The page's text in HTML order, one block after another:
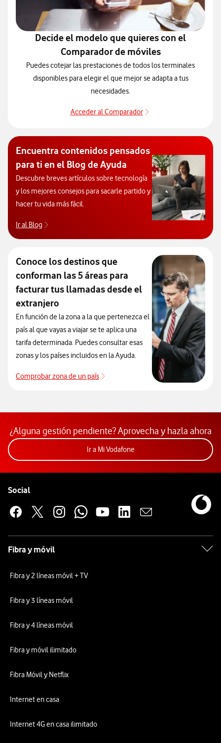
Decide el modelo que quieres con el
Comparador de móviles
Puedes cotejar las prestaciones de todos los terminales
disponibles para elegir el que mejor se adapta a tus
necesidades.
Acceder al Comparador
Encuentra contenidos pensados
para ti en el Blog de Ayuda
Descubre breves artículos sobre tecnología
y los mejores consejos para sacarle partido y
hacer tu vida más fácil.
Ir al Blog
Conoce los destinos que
conforman las 5 áreas para
facturar tus llamadas desde el
extranjero
En función de la zona a la que pertenezca el
país al que vayas a viajar se te aplica una
tarifa determinada. Puedes consultar esas
zonas y los países incluidos en la Ayuda.
Comprobar zona de un país
Que países incluye cada zona de
¿Alguna gestión pendiente? Aprovecha y hazla ahora
Ir a Mi VodafoneAcceder a la app Mi
Social
Fibra y móvil
Fibra y 2 líneas móvil + TV
Fibra y 3 líneas móvil
Fibra y 4 líneas móvil
Fibra y móvil ilimitado
Fibra Móvil y Netflix
Internet en casa
Internet 4G en casa ilimitado